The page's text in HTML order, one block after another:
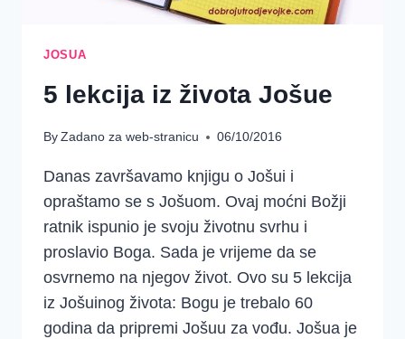
JOSUA
5 lekcija iz života Jošue
ByZadano za web-stranicu 06/10/2016
Danas završavamo knjigu o Jošui i
opraštamo se s Jošuom. Ovaj moćni Božji
ratnik ispunio je svoju životnu svrhu i
proslavio Boga. Sada je vrijeme da se
osvrnemo na njegov život. Ovo su 5 lekcija
iz Jošuinog života: Bogu je trebalo 60
godina da pripremi Jošuu za vođu. Jošua je